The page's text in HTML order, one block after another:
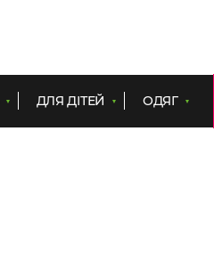
ДЛЯ ДІТЕЙ ОДЯГ